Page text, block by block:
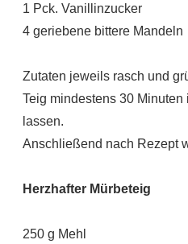
1 Pck. Vanillinzucker
4 geriebene bittere Mandeln
Zutaten jeweils rasch und
Teig mindestens 30
lassen.
Anschließend nach Rezept
Herzhafter Mürbeteig
250 g Mehl